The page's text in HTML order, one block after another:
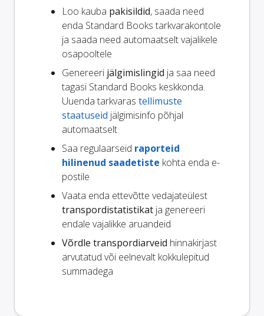
Loo kauba pakisildid, saada need
enda Standard Books tarkvarakontole
ja saada need automaatselt vajalikele
osapooltele
Genereeri jälgimislingid ja saa need
tagasi Standard Books keskkonda.
Uuenda tarkvaras tellimuste
staatuseid jälgimisinfo põhjal
automaatselt
Saa regulaarseid raporteid
hilinenud saadetiste kohta enda e-
postile
Vaata enda ettevõtte vedajateülest
transpordistatistikat ja genereeri
endale vajalikke aruandeid
Võrdle transpordiarveid hinnakirjast
arvutatud või eelnevalt kokkulepitud
summadega